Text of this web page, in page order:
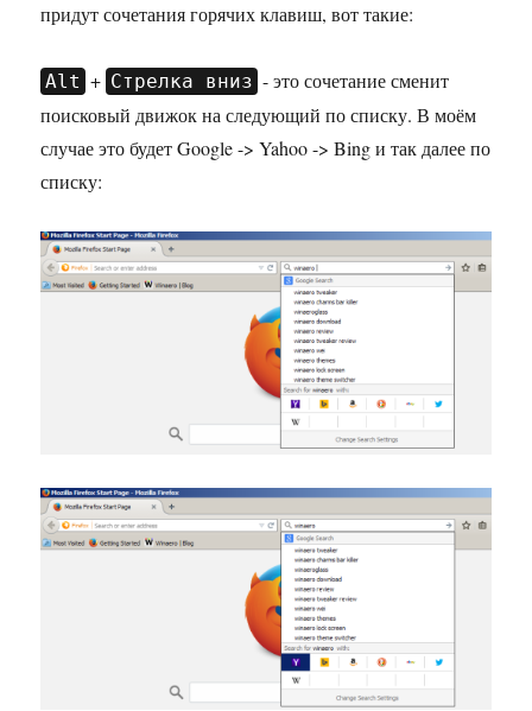
придут сочетания горячих клавиш, вот такие:
Alt + Стрелка вниз - это сочетание сменит
поисковый движок на следующий по списку. В моём
случае это будет Google -> Yahoo -> Bing и так далее по
списку: